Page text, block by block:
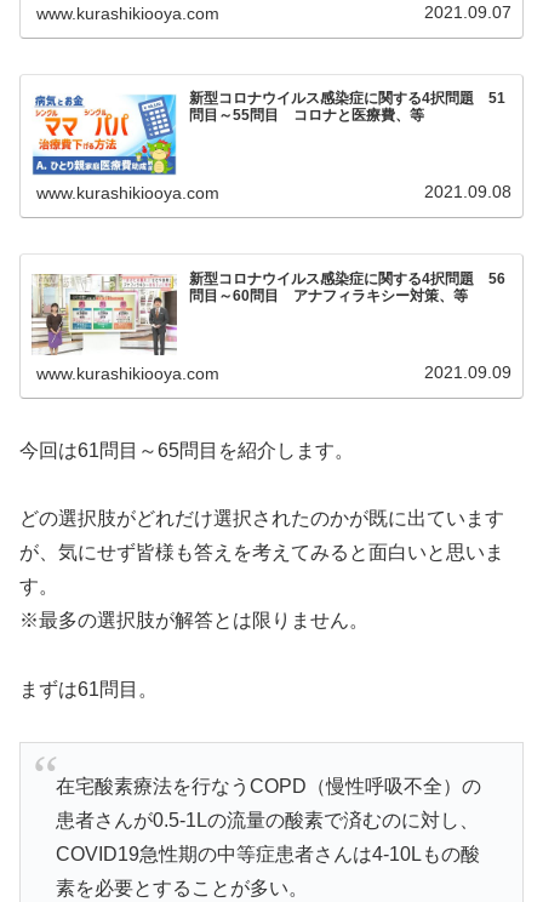
www.kurashikiooya.com 2021.09.07
新型コロナウイルス感染症に関する4択問題 51
問目～55問目 コロナと医療費、等
www.kurashikiooya.com 2021.09.08
新型コロナウイルス感染症に関する4択問題 56
問目～60問目 アナフィラキシー対策、等
www.kurashikiooya.com 2021.09.09
今回は61問目～65問目を紹介します。
どの選択肢がどれだけ選択されたのかが既に出ています
が、気にせず皆様も答えを考えてみると面白いと思いま
す。
※最多の選択肢が解答とは限りません。
まずは61問目。
在宅酸素療法を行なうCOPD（慢性呼吸不全）の
患者さんが0.5-1Lの流量の酸素で済むのに対し、
COVID19急性期の中等症患者さんは4-10Lもの酸
素を必要とすることが多い。